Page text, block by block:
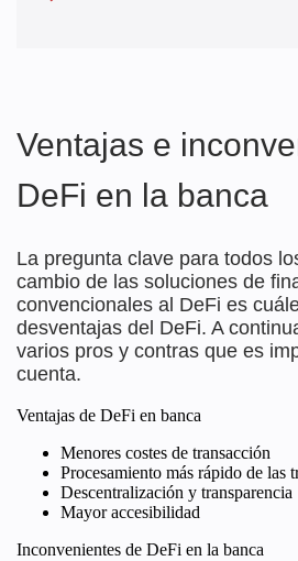
Ventajas e
DeFi en la banca
La pregunta clave para todos
cambio de las soluciones de
convencionales al DeFi es
desventajas del DeFi. A
varios pros y contras que es
cuenta.
Ventajas de DeFi en banca
Menores costes de transacción
Procesamiento más rápido de las
Descentralización y transparencia
Mayor accesibilidad
Inconvenientes de DeFi en la banca